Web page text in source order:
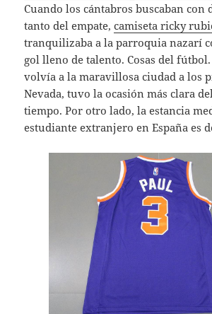
Cuando los cántabros buscaban con
tanto del empate,camiseta ricky
tranquilizaba a la parroquia nazarí
gol lleno de talento. Cosas del
volvía a la maravillosa ciudad a los
Nevada, tuvo la ocasión más clara
tiempo. Por otro lado, la estancia
estudiante extranjero en España es